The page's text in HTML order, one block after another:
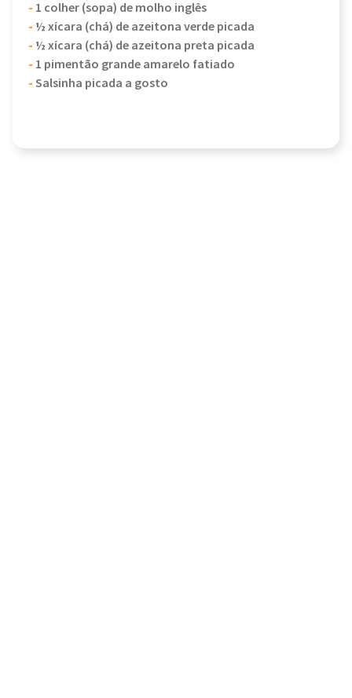
- 1 colher (sopa) de molho inglês
-½ xícara (chá) de azeitona verde picada
-½ xícara (chá) de azeitona preta picada
- 1 pimentão grande amarelo fatiado
-Salsinha picada a gosto